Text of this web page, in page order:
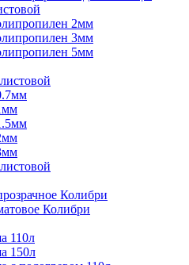
2мм
3мм
5мм
Колибри
Колибри
110л
150л